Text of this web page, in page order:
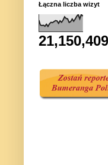
Łączna liczba wizyt
21,150,409